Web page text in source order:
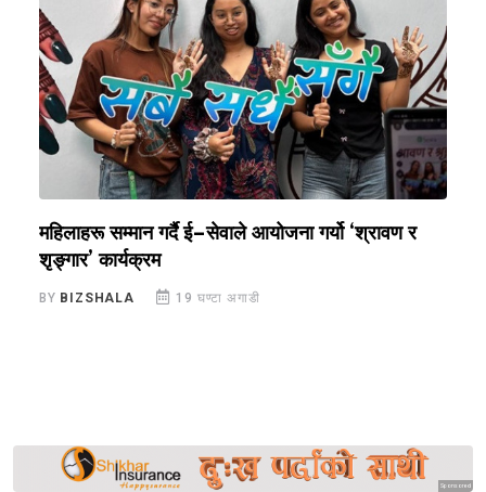
महिलाहरू सम्मान गर्दै ई–सेवाले आयोजना गर्यो ‘श्रावण र
शृङ्गार’ कार्यक्रम
BY BIZSHALA 19 घण्टा अगाडी
Sponsored